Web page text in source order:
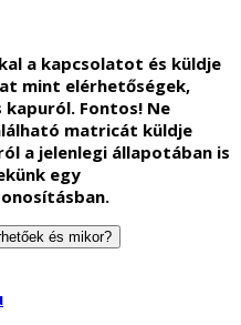
a kapcsolatot és küldje
mint elérhetőségek,
kapuról. Fontos! Ne
matricát küldje
a jelenlegi állapotában is
egy
és mikor?